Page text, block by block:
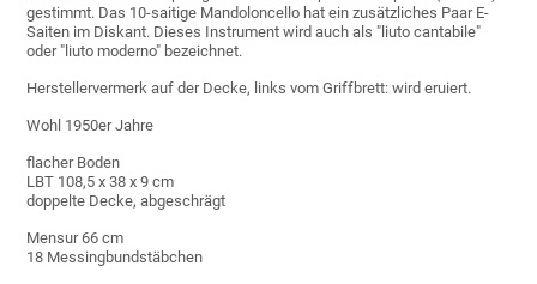
gestimmt. Das 10-saitige Mandoloncello hat ein zusätzliches Paar E-
Saiten im Diskant. Dieses Instrument wird auch als "liuto cantabile"
oder "liuto moderno" bezeichnet.
Herstellervermerk auf der Decke, links vom Griffbrett: wird eruiert.
Wohl 1950er Jahre
flacher Boden
LBT 108,5 x 38 x 9 cm
doppelte Decke, abgeschrägt
Mensur 66 cm
18 Messingbundstäbchen